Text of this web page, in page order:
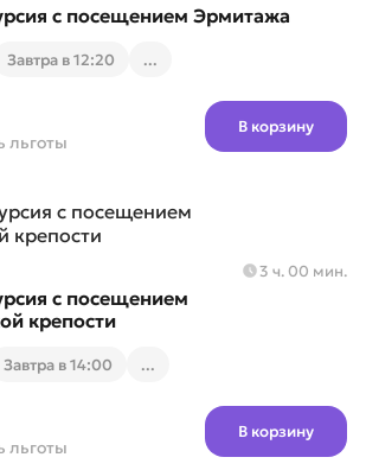
с посещением Эрмитажа
Завтра в 12:20 ...
льготы
В корзину
3 ч. 00 мин.
с посещением
крепости
Завтра в 14:00 ...
льготы
В корзину